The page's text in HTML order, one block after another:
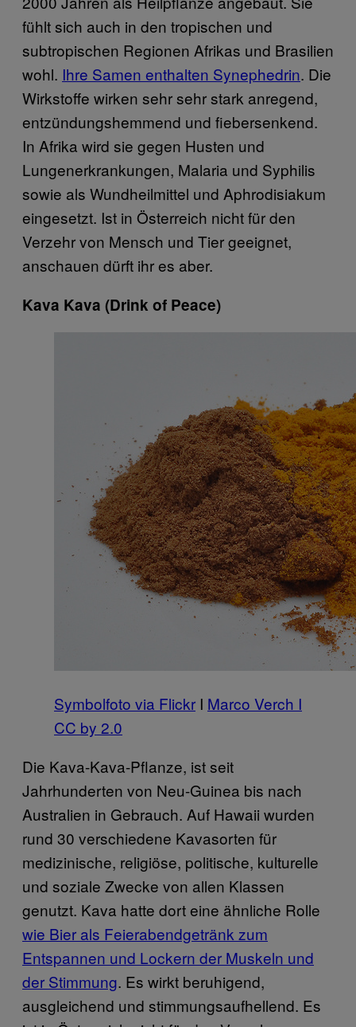
fühlt sich auch in den tropischen und
subtropischen Regionen Afrikas und Brasilien
wohl. Ihre Samen enthalten Synephedrin. Die
Wirkstoffe wirken sehr sehr stark anregend,
entzündungshemmend und fiebersenkend.
In Afrika wird sie gegen Husten und
Lungenerkrankungen, Malaria und Syphilis
sowie als Wundheilmittel und Aphrodisiakum
eingesetzt. Ist in Österreich nicht für den
Verzehr von Mensch und Tier geeignet,
anschauen dürft ihr es aber.
Kava Kava (Drink of Peace)
Symbolfoto via Flickr I Marco Verch I
CC by 2.0
Die Kava-Kava-Pflanze, ist seit
Jahrhunderten von Neu-Guinea bis nach
Australien in Gebrauch. Auf Hawaii wurden
rund 30 verschiedene Kavasorten für
medizinische, religiöse, politische, kulturelle
und soziale Zwecke von allen Klassen
genutzt. Kava hatte dort eine ähnliche Rolle
wie Bier als Feierabendgetränk zum
Entspannen und Lockern der Muskeln und
der Stimmung. Es wirkt beruhigend,
ausgleichend und stimmungsaufhellend. Es